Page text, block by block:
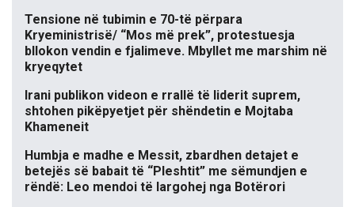
Tensione në tubimin e 70-të përpara
Kryeministrisë/ “Mos më prek”, protestuesja
bllokon vendin e fjalimeve. Mbyllet me marshim në
kryeqytet
Irani publikon videon e rrallë të liderit suprem,
shtohen pikëpyetjet për shëndetin e Mojtaba
Khameneit
Humbja e madhe e Messit, zbardhen detajet e
betejës së babait të “Pleshtit” me sëmundjen e
rëndë: Leo mendoi të largohej nga Botërori